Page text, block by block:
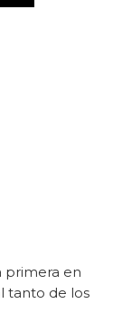
primera en
tanto de los